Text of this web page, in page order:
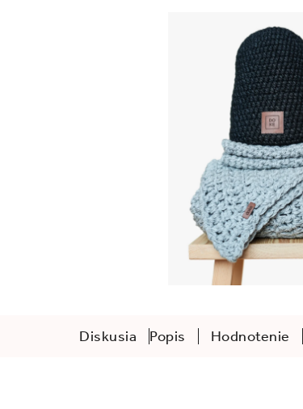
Popis Hodnotenie
Diskusia